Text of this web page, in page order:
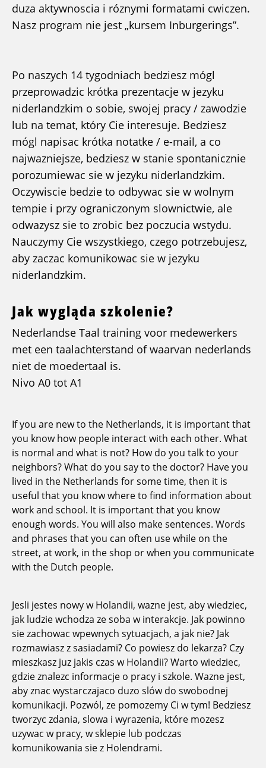
duza aktywnoscia i róznymi formatami cwiczen.
Nasz program nie jest „kursem Inburgerings”.
Po naszych 14 tygodniach bedziesz mógl
przeprowadzic krótka prezentacje w jezyku
niderlandzkim o sobie, swojej pracy / zawodzie
lub na temat, który Cie interesuje. Bedziesz
mógl napisac krótka notatke / e-mail, a co
najwazniejsze, bedziesz w stanie spontanicznie
porozumiewac sie w jezyku niderlandzkim.
Oczywiscie bedzie to odbywac sie w wolnym
tempie i przy ograniczonym slownictwie, ale
odwazysz sie to zrobic bez poczucia wstydu.
Nauczymy Cie wszystkiego, czego potrzebujesz,
aby zaczac komunikowac sie w jezyku
niderlandzkim.
Jak wygląda szkolenie?
Nederlandse Taal training voor medewerkers
met een taalachterstand of waarvan nederlands
niet de moedertaal is.
Nivo A0 tot A1
If you are new to the Netherlands, it is important that
you know how people interact with each other. What
is normal and what is not? How do you talk to your
neighbors? What do you say to the doctor? Have you
lived in the Netherlands for some time, then it is
useful that you know where to find information about
work and school. It is important that you know
enough words. You will also make sentences. Words
and phrases that you can often use while on the
street, at work, in the shop or when you communicate
with the Dutch people.
Jesli jestes nowy w Holandii, wazne jest, aby wiedziec,
jak ludzie wchodza ze soba w interakcje. Jak powinno
sie zachowac wpewnych sytuacjach, a jak nie? Jak
rozmawiasz z sasiadami? Co powiesz do lekarza? Czy
mieszkasz juz jakis czas w Holandii? Warto wiedziec,
gdzie znalezc informacje o pracy i szkole. Wazne jest,
aby znac wystarczajaco duzo slów do swobodnej
komunikacji. Pozwól, ze pomozemy Ci w tym! Bedziesz
tworzyc zdania, slowa i wyrazenia, które mozesz
uzywac w pracy, w sklepie lub podczas
komunikowania sie z Holendrami.